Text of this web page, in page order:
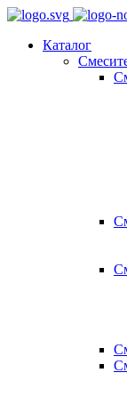
Каталог